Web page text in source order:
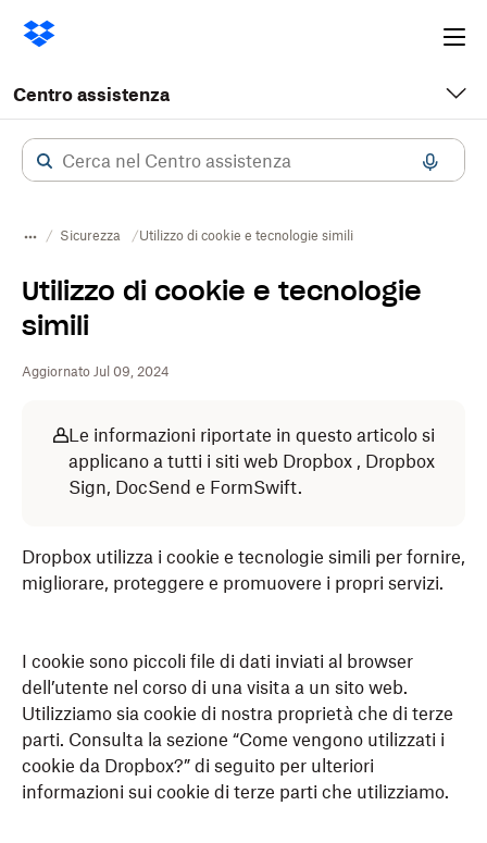
Centro assistenza
Sicurezza Utilizzo di cookie e tecnologie simili
Utilizzo di cookie e tecnologie
simili
Aggiornato Jul 09, 2024
Le informazioni riportate in questo articolo si
applicano a tutti i siti web Dropbox , Dropbox
Sign, DocSend e FormSwift.
Dropbox utilizza i cookie e tecnologie simili per fornire,
migliorare, proteggere e promuovere i propri servizi.
I cookie sono piccoli file di dati inviati al browser
dell’utente nel corso di una visita a un sito web.
Utilizziamo sia cookie di nostra proprietà che di terze
parti. Consulta la sezione “Come vengono utilizzati i
cookie da Dropbox?” di seguito per ulteriori
informazioni sui cookie di terze parti che utilizziamo.